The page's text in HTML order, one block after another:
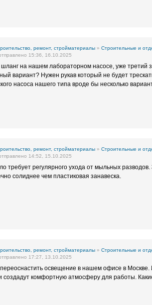
ремонт, стройматериалы » Строительные и
15:36, 16.10.2025
шланг на нашем лабораторном насосе, уже третий
вариант? Нужен рукав который не будет
насоса нашего типа вроде бы несколько
ремонт, стройматериалы » Строительные и
14:52, 15.10.2025
требует регулярного ухода от мыльных
солиднее чем пластиковая занавеска.
ремонт, стройматериалы » Строительные и
17:27, 13.10.2025
переоснастить освещение в нашем офисе в
создадут комфортную атмосферу для работы.